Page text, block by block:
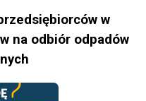
w
na odbiór odpadów